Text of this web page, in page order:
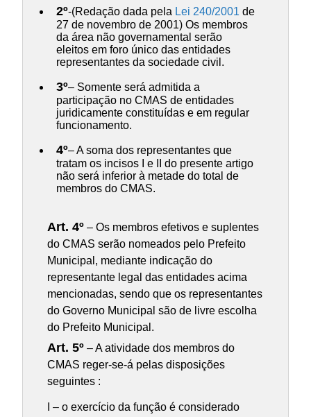
2º-(Redação dada pela Lei 240/2001 de
27 de novembro de 2001) Os membros
da área não governamental serão
eleitos em foro único das entidades
representantes da sociedade civil.
3º– Somente será admitida a
participação no CMAS de entidades
juridicamente constituídas e em regular
funcionamento.
4º– A soma dos representantes que
tratam os incisos I e II do presente artigo
não será inferior à metade do total de
membros do CMAS.
Art. 4º – Os membros efetivos e suplentes
do CMAS serão nomeados pelo Prefeito
Municipal, mediante indicação do
representante legal das entidades acima
mencionadas, sendo que os representantes
do Governo Municipal são de livre escolha
do Prefeito Municipal.
Art. 5º – A atividade dos membros do
CMAS reger-se-á pelas disposições
seguintes :
I – o exercício da função é considerado